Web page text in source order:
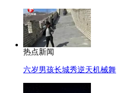
热点新闻
六岁男孩长城秀逆天机械舞